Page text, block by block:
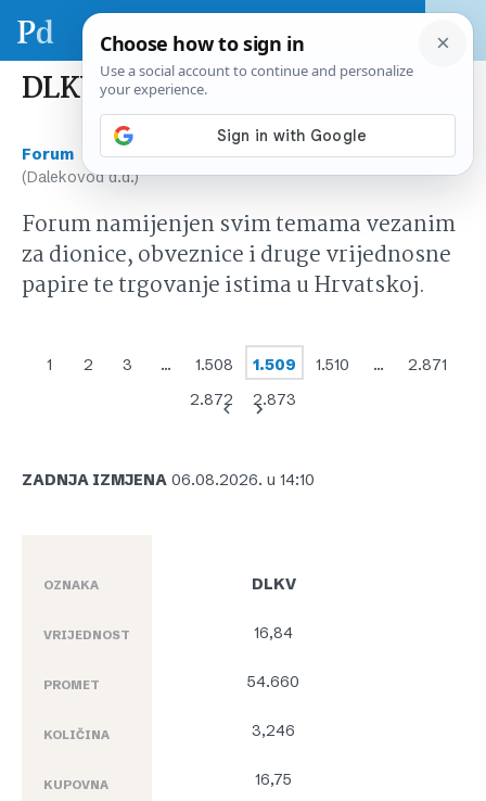
DLKV (Dalekovod d.d.)
Forum Tržište kapitala Hrvatska ›
DLKV
(Dalekovod d.d.)
Forum namijenjen svim temama vezanim
za dionice, obveznice i druge vrijednosne
papire te trgovanje istima u Hrvatskoj.
1 2 3 … 1.508 1.509 1.510 …
2.871
2.872
2.873
ZADNJA IZMJENA 06.08.2026. u 14:10
OZNAKA
VRIJEDNOST
PROMET
KOLIČINA
KUPOVNA
DLKV
16,84
54.660
3,246
16,75